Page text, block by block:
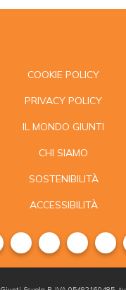
COOKIE POLICY
PRIVACY POLICY
IL MONDO GIUNTI
CHI SIAMO
SOSTENIBILITÀ
ACCESSIBILITÀ